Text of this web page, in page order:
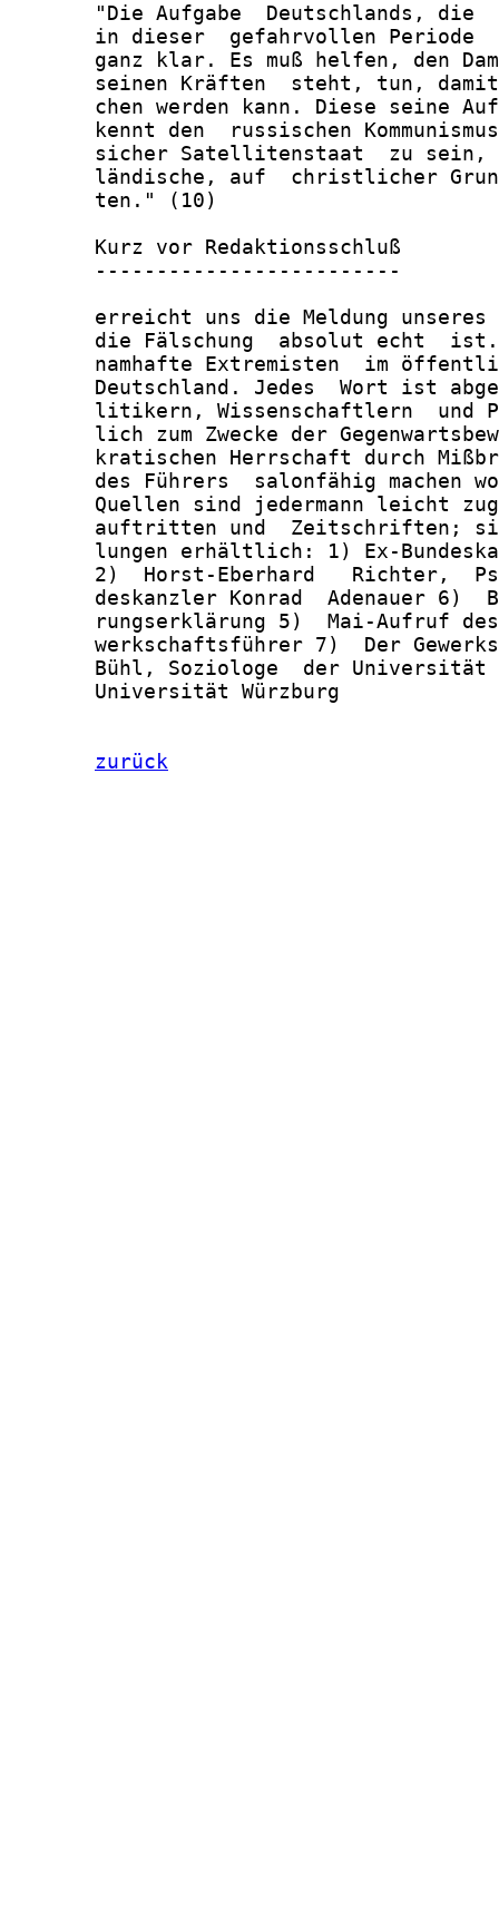
"Die Aufgabe  Deutschlands, die
in dieser  gefahrvollen Periode
ganz klar. Es muß helfen, den
seinen Kräften  steht, tun,
chen werden kann. Diese seine
kennt den  russischen
sicher Satellitenstaat  zu
ländische, auf  christlicher
       ten." (10)
       Kurz vor Redaktionsschluß
       -------------------------
erreicht uns die Meldung
die Fälschung  absolut echt
namhafte Extremisten  im
Deutschland. Jedes  Wort ist
litikern, Wissenschaftlern  und
lich zum Zwecke der
kratischen Herrschaft durch
des Führers  salonfähig machen
Quellen sind jedermann leicht
auftritten und  Zeitschriften;
lungen erhältlich: 1) Ex-
2)  Horst-Eberhard   Richter,
deskanzler Konrad  Adenauer 6)
rungserklärung 5)  Mai-Aufruf
werkschaftsführer 7)  Der
Bühl, Soziologe  der
       Universität Würzburg
zurück